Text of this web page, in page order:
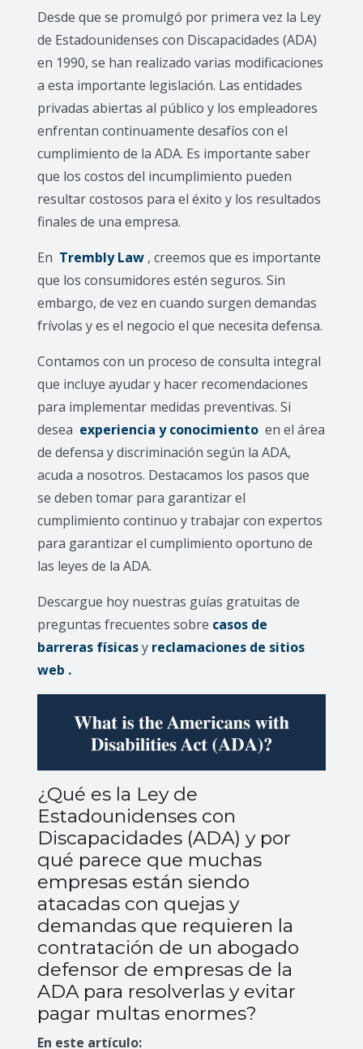
Desde que se promulgó por primera vez la Ley
de Estadounidenses con Discapacidades (ADA)
en 1990, se han realizado varias modificaciones
a esta importante legislación. Las entidades
privadas abiertas al público y los empleadores
enfrentan continuamente desafíos con el
cumplimiento de la ADA. Es importante saber
que los costos del incumplimiento pueden
resultar costosos para el éxito y los resultados
finales de una empresa.
En Trembly Law , creemos que es importante
que los consumidores estén seguros. Sin
embargo, de vez en cuando surgen demandas
frívolas y es el negocio el que necesita defensa.
Contamos con un proceso de consulta integral
que incluye ayudar y hacer recomendaciones
para implementar medidas preventivas. Si
desea experiencia y conocimiento en el área
de defensa y discriminación según la ADA,
acuda a nosotros. Destacamos los pasos que
se deben tomar para garantizar el
cumplimiento continuo y trabajar con expertos
para garantizar el cumplimiento oportuno de
las leyes de la ADA.
Descargue hoy nuestras guías gratuitas de
preguntas frecuentes sobre casos de
barreras físicasy reclamaciones de sitios
web .
¿Qué es la Ley de
Estadounidenses con
Discapacidades (ADA) y por
qué parece que muchas
empresas están siendo
atacadas con quejas y
demandas que requieren la
contratación de un abogado
defensor de empresas de la
ADA para resolverlas y evitar
pagar multas enormes?
En este artículo: